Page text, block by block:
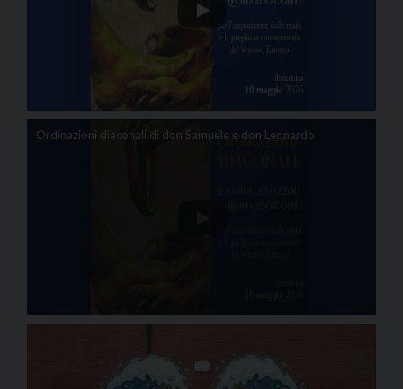
Ordinazioni diaconali di don Samuele e don Leonardo